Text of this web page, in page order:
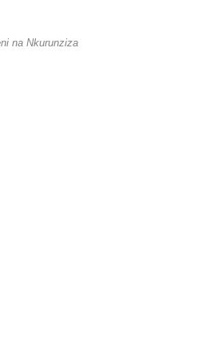
na Nkurunziza